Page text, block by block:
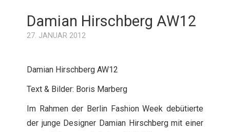
FOTOSTRECKEN
Damian Hirschberg AW12
27. JANUAR 2012
Damian Hirschberg AW12
Text & Bilder: Boris Marberg
Im Rahmen der Berlin Fashion Week debütierte
der junge Designer Damian Hirschberg mit einer
Post
navigation